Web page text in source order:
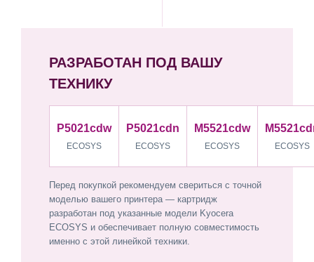
РАЗРАБОТАН ПОД ВАШУ
ТЕХНИКУ
P5021cdw
ECOSYS
P5021cdn
ECOSYS
M5521cdw
ECOSYS ECOSYS
Перед покупкой рекомендуем свериться с точной
моделью вашего принтера — картридж
разработан под указанные модели Kyocera
ECOSYS и обеспечивает полную совместимость
именно с этой линейкой техники.